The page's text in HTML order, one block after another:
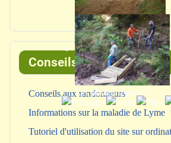
Programme annuel
Les photos récentes
Conseils et infos
Conseils aux randonneurs
Informations sur la maladie de Lyme
Tutoriel d'utilisation du site sur